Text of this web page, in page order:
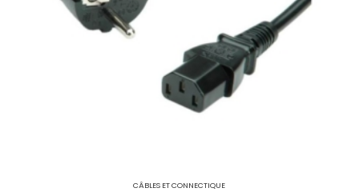
CÂBLES ET CONNECTIQUE